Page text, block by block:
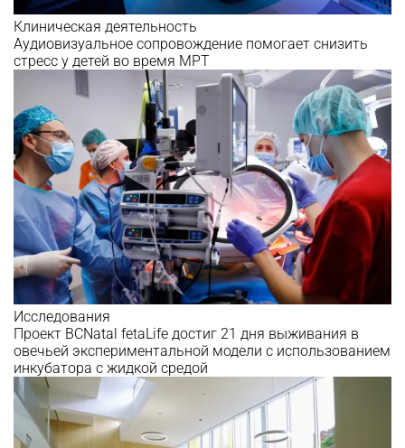
Клиническая деятельность
Аудиовизуальное сопровождение помогает снизить
стресс у детей во время МРТ
Исследования
Проект BCNatal fetaLife достиг 21 дня выживания в
овечьей экспериментальной модели с использованием
инкубатора с жидкой средой